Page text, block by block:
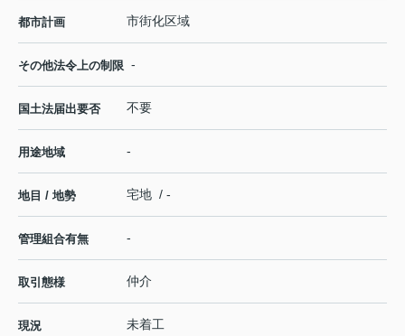
都市計画 市街化区域
その他法令上の制限 -
国土法届出要否 不要
用途地域 -
地目 / 地勢 宅地 / -
管理組合有無 -
取引態様 仲介
現況 未着工